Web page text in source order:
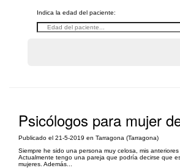
Indica la edad del paciente:
Psicólogos para mujer
Publicado el 21-5-2019 en Tarragona (Tarragona)
Siempre he sido una persona muy celosa, mis
Actualmente tengo una pareja que podría decirse que
mujeres. Además...